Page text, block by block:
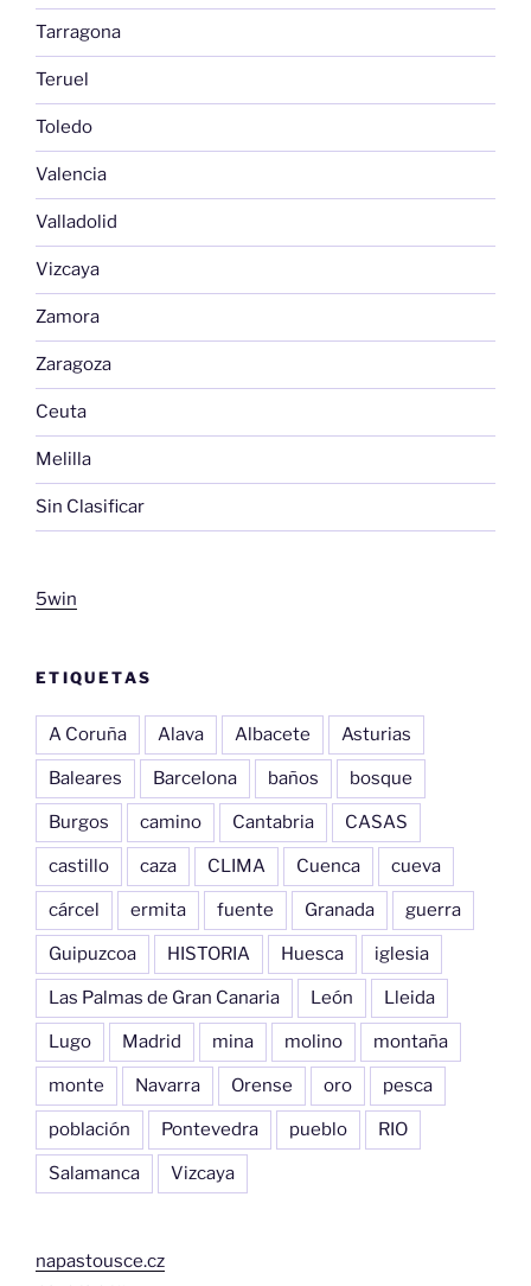
Tarragona
Teruel
Toledo
Valencia
Valladolid
Vizcaya
Zamora
Zaragoza
Ceuta
Melilla
Sin Clasificar
5win
ETIQUETAS
A Coruña Alava Albacete Asturias
Baleares Barcelona baños bosque
Burgos camino Cantabria CASAS
castillo caza CLIMA Cuenca cueva
cárcel ermita fuente Granada guerra
Guipuzcoa HISTORIA Huesca iglesia
Las Palmas de Gran Canaria León Lleida
Lugo Madrid mina molino montaña
monte Navarra Orense oro pesca
población Pontevedra pueblo RIO
Salamanca Vizcaya
napastousce.cz